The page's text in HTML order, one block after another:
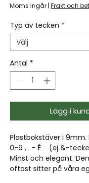
Moms ingår | Frakt och
Typ av tecken *
Antal *
Lägg i
Plastbokstäver i 9mm.
0-9 , . - É (ej &-
Minst och elegant.
oftast sitter på våra